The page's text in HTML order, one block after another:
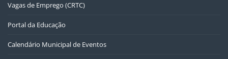
Vagas de Emprego (CRTC)
Portal da Educação
Calendário Municipal de Eventos